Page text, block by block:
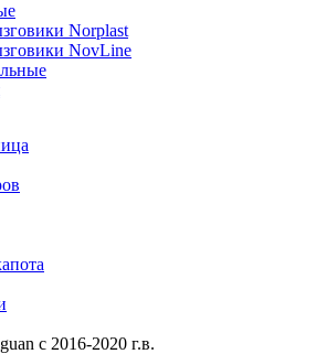
Norplast
NovLine
с 2016-2020 г.в.